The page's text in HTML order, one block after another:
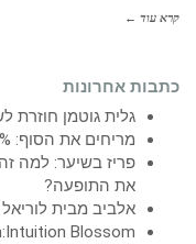
קרא עוד ←
כתבות אחרונות
גלית גוטמן חוזרת
מריחים את הסוף: 46% יפסלו אתכם על חולצה מיוזעת
פריז בשיער: למה
את התופעה?
אלביב מבית
Blossom